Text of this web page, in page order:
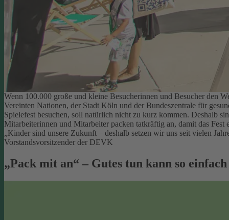
Wenn 100.000 große und kleine Besucherinnen und Besucher den
Vereinten Nationen, der Stadt Köln und der Bundeszentrale für
Spielefest besuchen, soll natürlich nicht zu kurz kommen. Deshalb
Mitarbeiterinnen und Mitarbeiter packen tatkräftig an, damit das
„Kinder sind unsere Zukunft – deshalb setzen wir uns seit vielen
Vorstandsvorsitzender der DEVK
„Pack mit an“ – Gutes tun kann so einfach